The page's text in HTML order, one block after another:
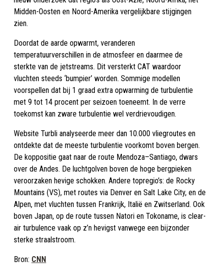
Midden-Oosten en Noord-Amerika vergelijkbare stijgingen
zien.
Doordat de aarde opwarmt, veranderen
temperatuurverschillen in de atmosfeer en daarmee de
sterkte van de jetstreams. Dit versterkt CAT waardoor
vluchten steeds ‘bumpier’ worden. Sommige modellen
voorspellen dat bij 1 graad extra opwarming de turbulentie
met 9 tot 14 procent per seizoen toeneemt. In de verre
toekomst kan zware turbulentie wel verdrievoudigen.
Website Turbli analyseerde meer dan 10.000 vliegroutes en
ontdekte dat de meeste turbulentie voorkomt boven bergen.
De koppositie gaat naar de route Mendoza–Santiago, dwars
over de Andes. De luchtgolven boven de hoge bergpieken
veroorzaken hevige schokken. Andere topregio’s: de Rocky
Mountains (VS), met routes via Denver en Salt Lake City, en de
Alpen, met vluchten tussen Frankrijk, Italië en Zwitserland. Ook
boven Japan, op de route tussen Natori en Tokoname, is clear-
air turbulence vaak op z’n hevigst vanwege een bijzonder
sterke straalstroom.
Bron: CNN